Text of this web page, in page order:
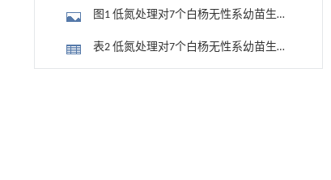
图1 低氮处理对7个白杨无性系幼苗生长
表型的影响
表2 低氮处理对7个白杨无性系幼苗生长
指标的影响